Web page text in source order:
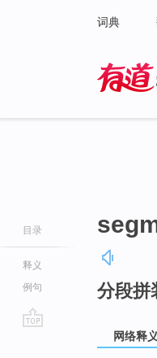
词典
目录
释义
例句
分段拼
网络释义